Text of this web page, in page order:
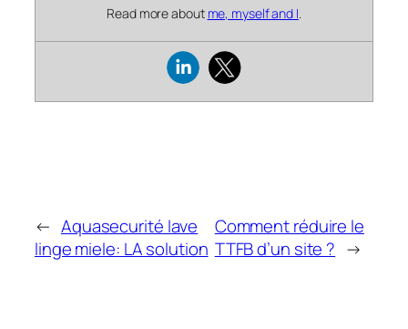
Read more about me, myself and I.
← Aquasecurité lave
linge miele: LA solution
Comment réduire le
TTFB d’un site ? →